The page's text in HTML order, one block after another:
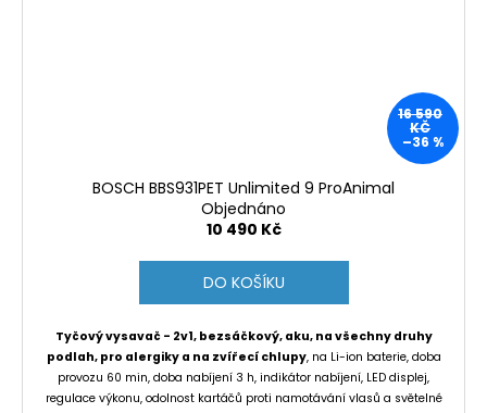
16 590
KČ
–36 %
BOSCH BBS931PET Unlimited 9 ProAnimal
Objednáno
10 490 Kč
DO KOŠÍKU
Tyčový vysavač - 2v1, bezsáčkový, aku, na všechny druhy
podlah, pro alergiky a na zvířecí chlupy, na Li-ion baterie, doba
provozu 60 min, doba nabíjení 3 h, indikátor nabíjení, LED displej,
regulace výkonu, odolnost kartáčů proti namotávání vlasů a světelné